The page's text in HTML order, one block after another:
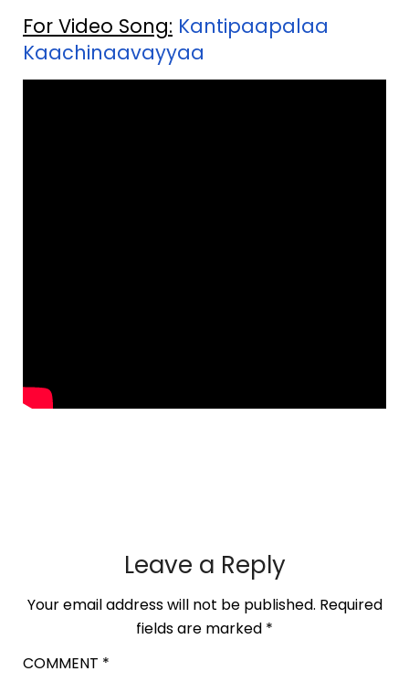
For Video Song: Kantipaapalaa
Kaachinaavayyaa
Leave a Reply
Your email address will not be published. Required
fields are marked *
COMMENT *